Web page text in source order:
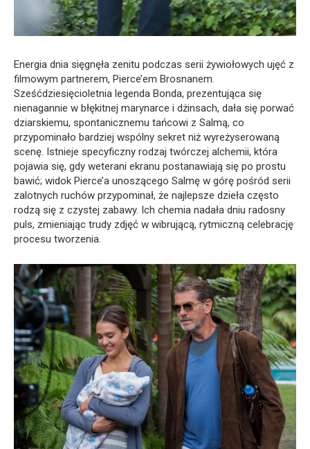
Energia dnia sięgnęła zenitu podczas serii żywiołowych ujęć z
filmowym partnerem, Pierce’em Brosnanem.
Sześćdziesięcioletnia legenda Bonda, prezentująca się
nienagannie w błękitnej marynarce i dżinsach, dała się porwać
dziarskiemu, spontanicznemu tańcowi z Salmą, co
przypominało bardziej wspólny sekret niż wyreżyserowaną
scenę. Istnieje specyficzny rodzaj twórczej alchemii, która
pojawia się, gdy weterani ekranu postanawiają się po prostu
bawić; widok Pierce’a unoszącego Salmę w górę pośród serii
zalotnych ruchów przypominał, że najlepsze dzieła często
rodzą się z czystej zabawy. Ich chemia nadała dniu radosny
puls, zmieniając trudy zdjęć w wibrującą, rytmiczną celebrację
procesu tworzenia.